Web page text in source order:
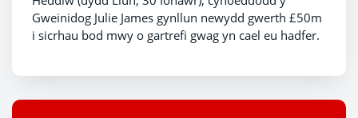
Gweinidog Julie James gynllun newydd gwerth £50m
i sicrhau bod mwy o gartrefi gwag yn cael eu hadfer.